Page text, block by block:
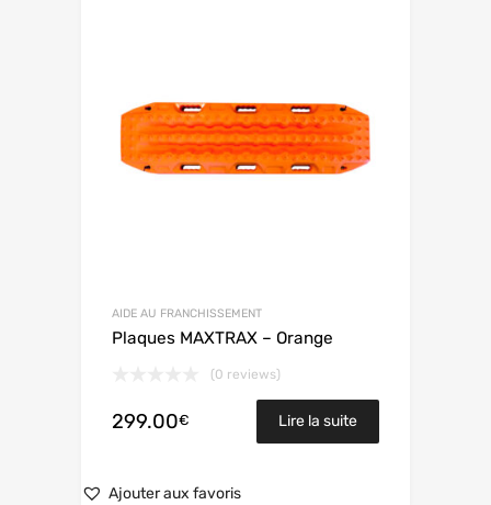
AIDE AU FRANCHISSEMENT
Plaques MAXTRAX – Orange
(0 reviews)
299.00€ Lire la suite
Ajouter aux favoris